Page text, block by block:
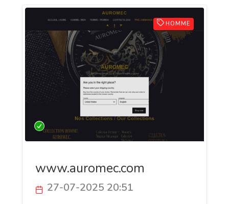
HOMME
www.auromec.com
27-07-2025 20:51